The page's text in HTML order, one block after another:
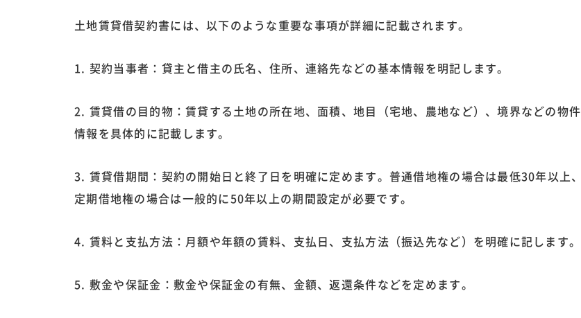
土地賃貸借契約書には、以下のような重要な事項が詳細に記載されます。
1. 契約当事者：貸主と借主の氏名、住所、連絡先などの基本情報を明記します。
2. 賃貸借の目的物：賃貸する土地の所在地、面積、地目（宅地、農地など）、境界などの物件
情報を具体的に記載します。
3. 賃貸借期間：契約の開始日と終了日を明確に定めます。普通借地権の場合は最低30年以上、
定期借地権の場合は一般的に50年以上の期間設定が必要です。
4. 賃料と支払方法：月額や年額の賃料、支払日、支払方法（振込先など）を明確に記します。
5. 敷金や保証金：敷金や保証金の有無、金額、返還条件などを定めます。